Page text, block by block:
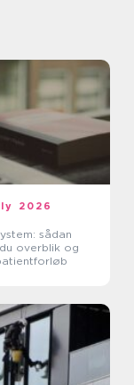
2026
sådan
overblik og